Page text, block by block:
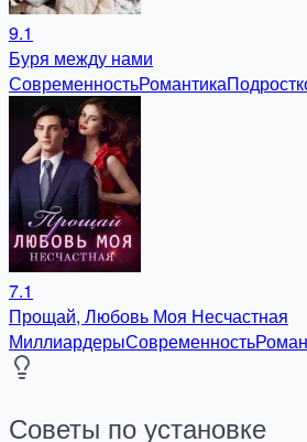
9.1
Буря между нами
СовременностьРомантика
7.1
Прощай, Любовь Моя Несчастная
МиллиардерыСовременность
Советы по установке